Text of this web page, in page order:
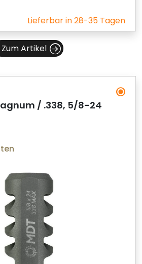
Lieferbar in 28-35 Tagen
Zum Artikel
/ .338, 5/8-24